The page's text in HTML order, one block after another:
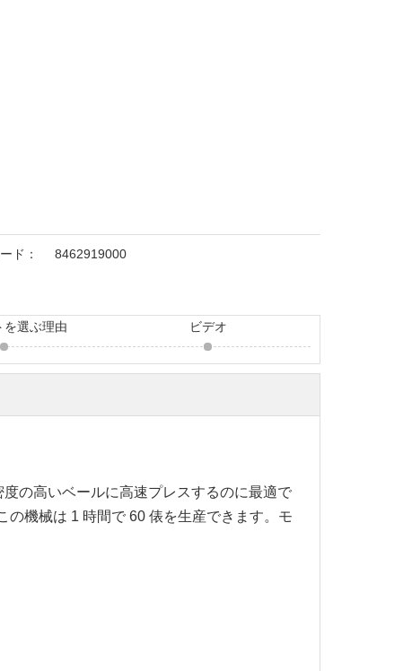
ド： 8462919000
を選ぶ理由 ビデオ
の高いベールに高速プレスするのに最適で
機械は 1 時間で 60 俵を生産できます。モ